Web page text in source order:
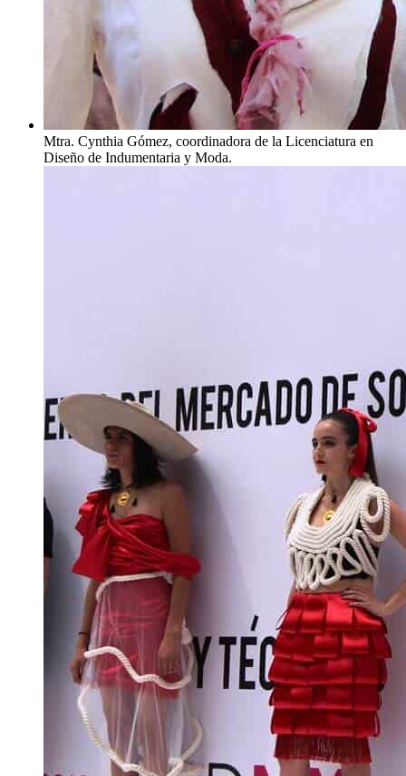
Mtra. Cynthia Gómez, coordinadora de la Licenciatura en
Diseño de Indumentaria y Moda.